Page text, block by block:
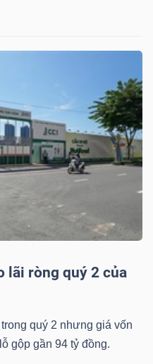
lãi ròng quý 2 của
quý 2 nhưng giá vốn
gộp gần 94 tỷ đồng.